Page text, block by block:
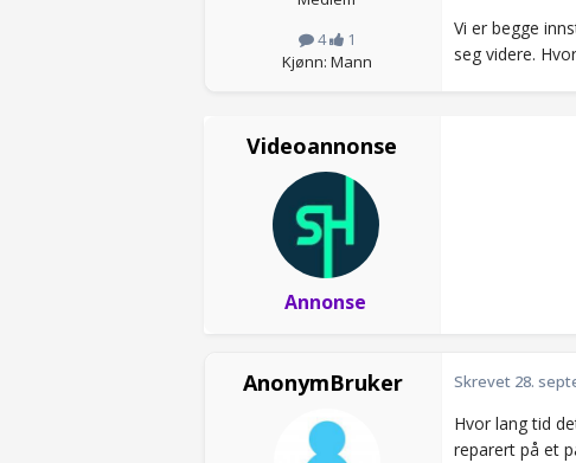
4
1
Kjønn: Mann
Vi er begge
seg videre.
Videoannonse
Annonse
AnonymBruker Skrevet 28.
Hvor lang tid
reparert på et